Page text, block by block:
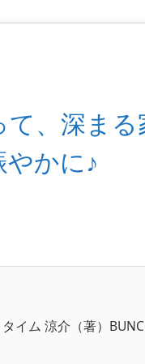
、深ま
かに♪
イム 涼介（著）